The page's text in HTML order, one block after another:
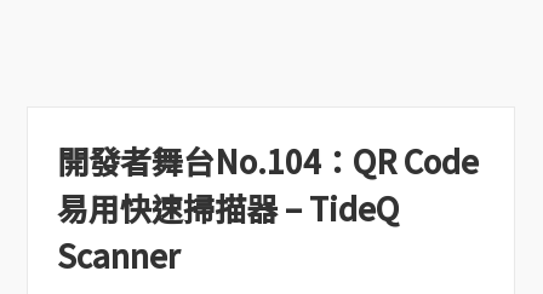
開發者舞台No.104：QR Code
易用快速掃描器 – TideQ
Scanner